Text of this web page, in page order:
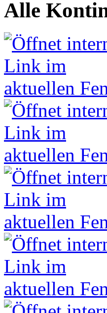
Alle